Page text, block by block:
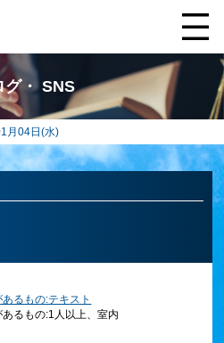
グ・ SNS
月04日(水)